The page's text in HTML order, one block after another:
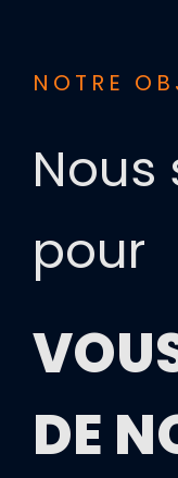
NOTRE
Nous
pour
DE